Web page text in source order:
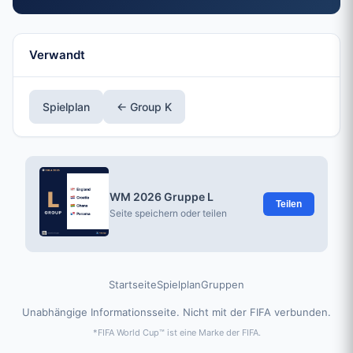
Verwandt
Spielplan ← Group K
WM 2026 Gruppe L
Seite speichern oder teilen
Teilen
StartseiteSpielplanGruppen
Unabhängige Informationsseite. Nicht mit der FIFA verbunden.
*FIFA World Cup™ ist eine Marke der FIFA.